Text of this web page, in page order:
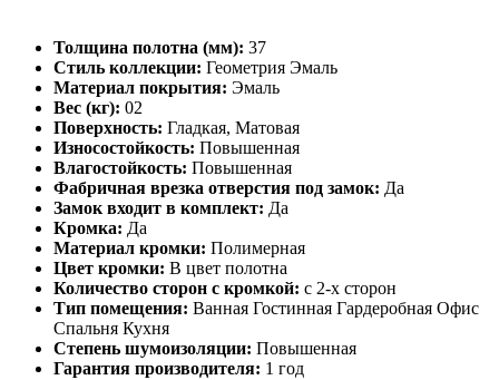
Толщина полотна (мм): 37
Стиль коллекции: Геометрия Эмаль
Материал покрытия: Эмаль
Вес (кг): 02
Поверхность: Гладкая, Матовая
Износостойкость: Повышенная
Влагостойкость: Повышенная
Фабричная врезка отверстия под замок: Да
Замок входит в комплект: Да
Кромка: Да
Материал кромки: Полимерная
Цвет кромки: В цвет полотна
Количество сторон с кромкой: с 2-х сторон
Тип помещения: Ванная Гостинная Гардеробная Офис
Спальня Кухня
Степень шумоизоляции: Повышенная
Гарантия производителя: 1 год